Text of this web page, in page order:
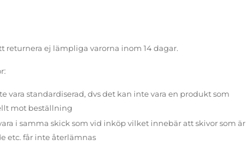
returnera ej lämpliga varorna inom 14 dagar.
vara standardiserad, dvs det kan inte vara en produkt som
mot beställning
i samma skick som vid inköp vilket innebär att skivor som är
etc. får inte återlämnas